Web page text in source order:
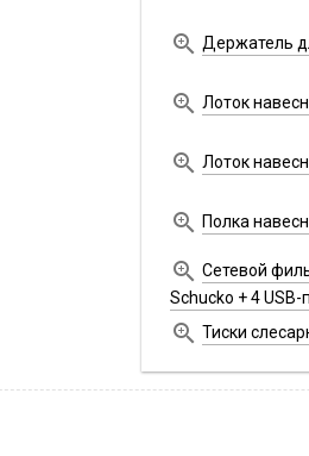
 Держатель
 Лоток
 Лоток
 Полка
 Сетевой
Schucko + 4 USB-
 Тиски